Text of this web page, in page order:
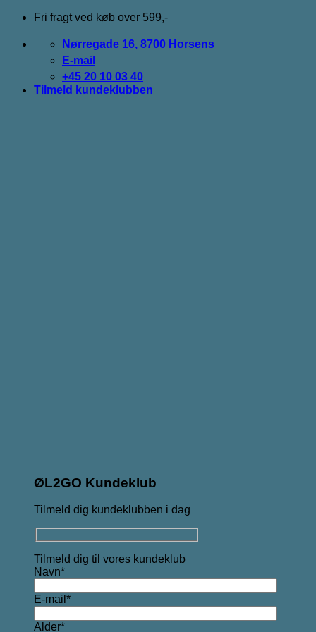
Fortsæt
indhold
Fri fragt ved køb over 599,-
Nørregade 16, 8700 Horsens
E-mail
+45 20 10 03 40
Tilmeld kundeklubben
ØL2GO Kundeklub
Tilmeld dig kundeklubben i dag
Tilmeld dig til vores kundeklub
Navn*
E-mail*
Alder*